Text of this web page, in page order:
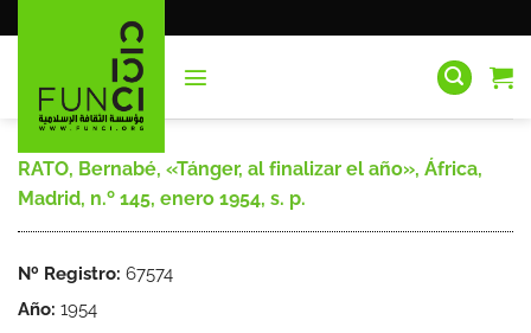
al
RATO, Bernabé, «Tánger, al finalizar el año», África,
Madrid, n.º 145, enero 1954, s. p.
Nº Registro: 67574
Año: 1954